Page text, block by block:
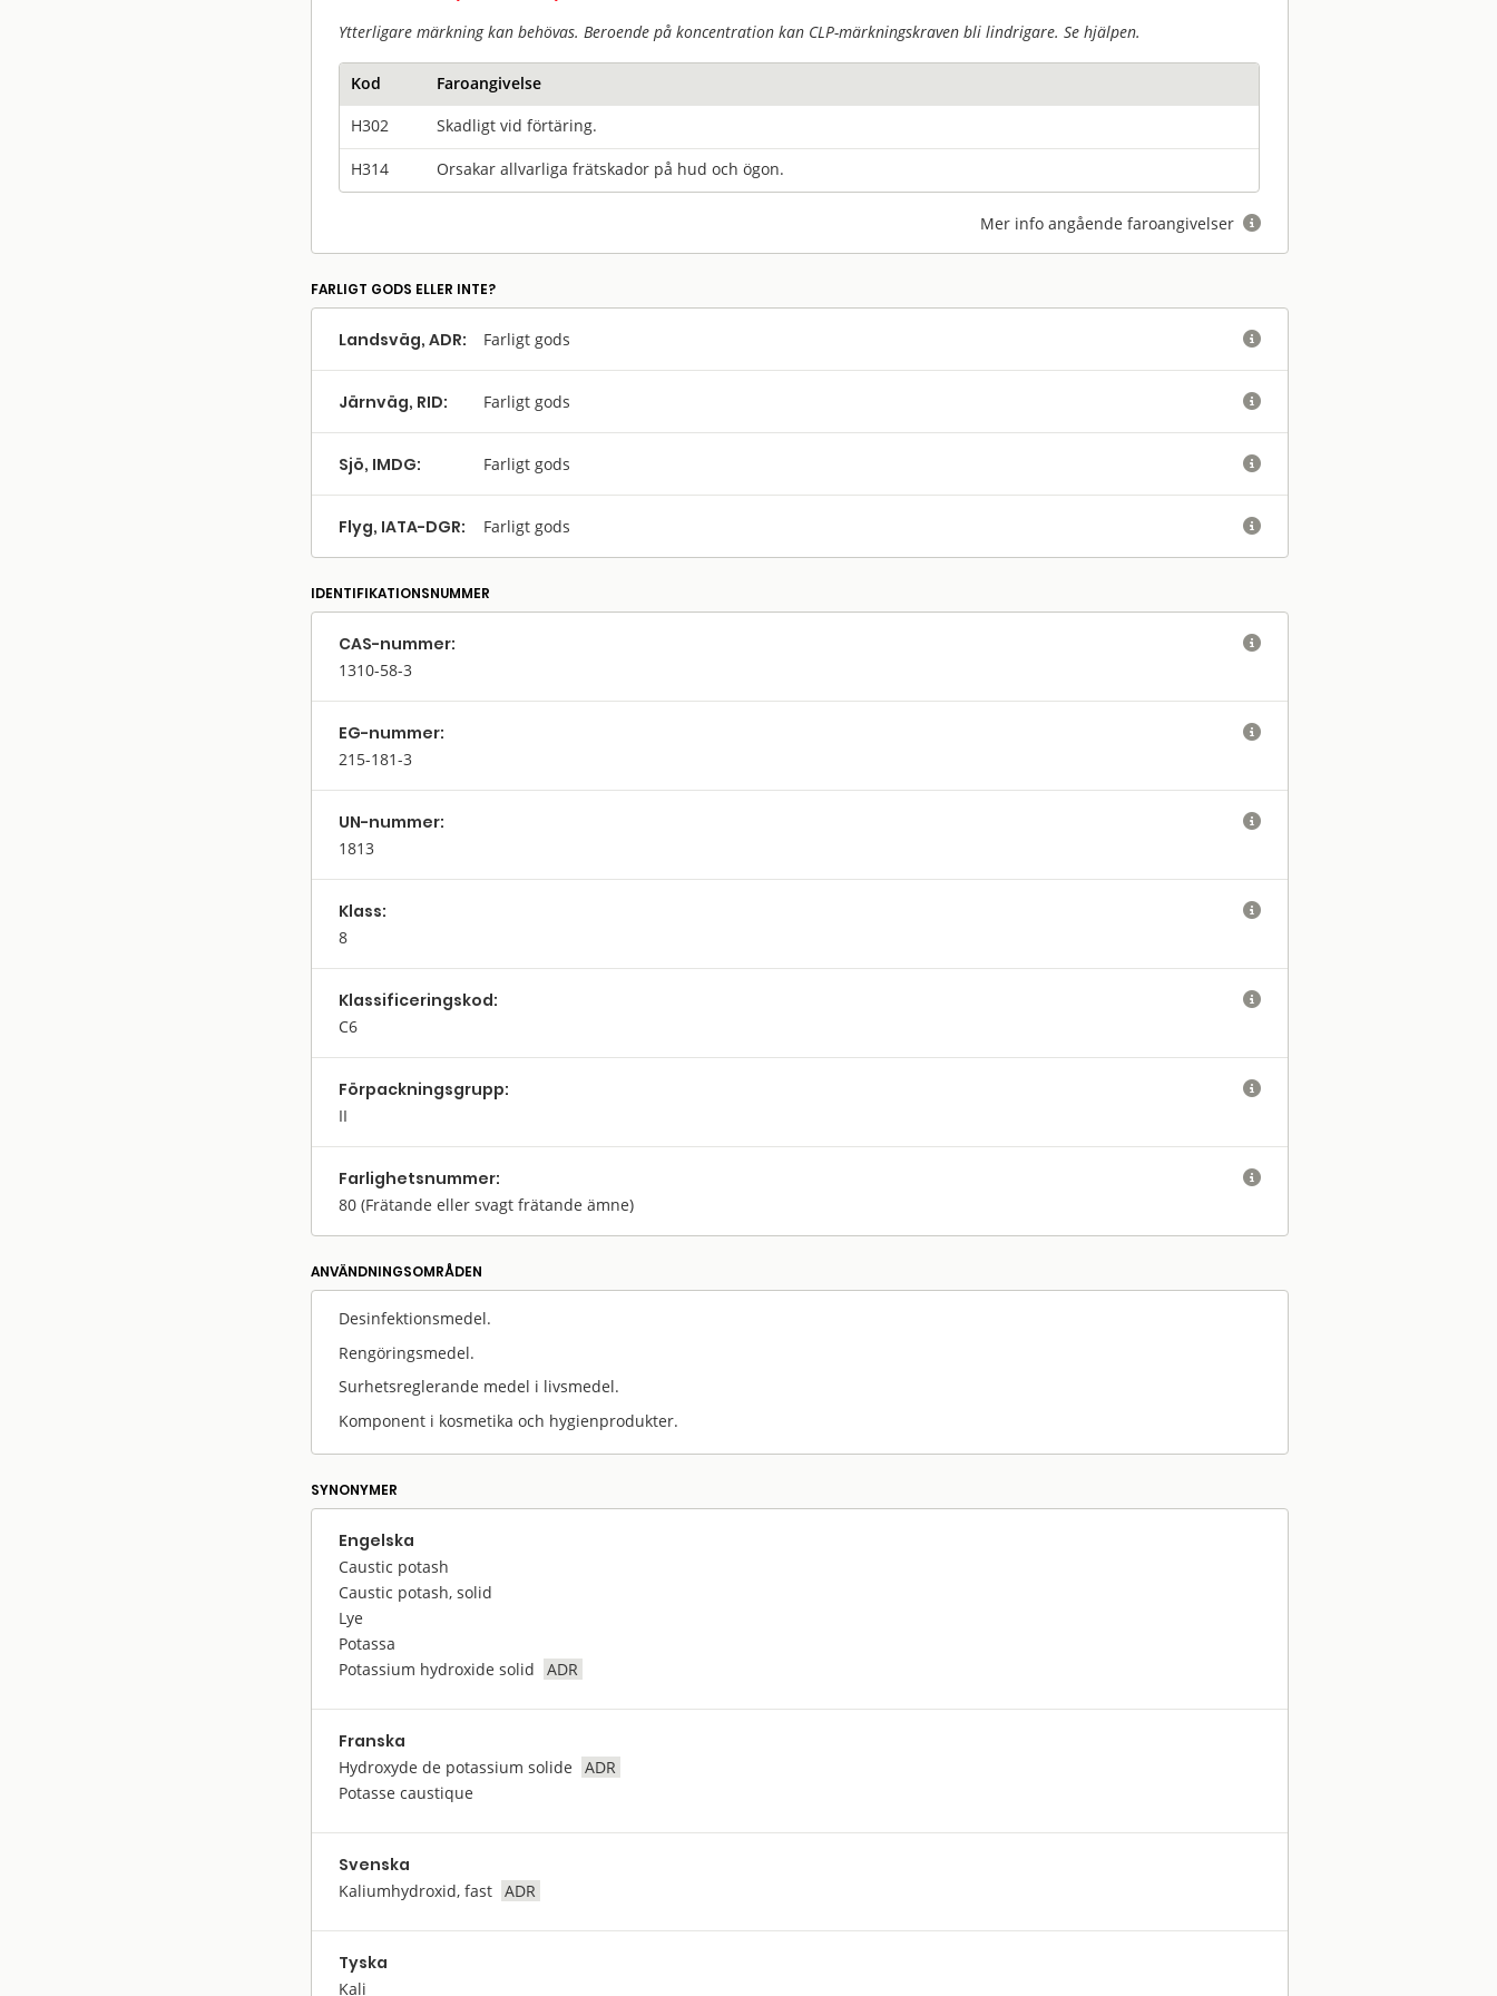
Ytterligare märkning kan behövas. Beroende på koncentration kan CLP-märkningskraven bli lindrigare. Se hjälpen.
Kod
Faroangivelse
H302
Skadligt vid förtäring.
H314 Orsakar allvarliga frätskador på hud och ögon.
Mer info angående faroangivelser 
FARLIGT GODS ELLER INTE?
Landsväg, ADR: Farligt gods 
Järnväg, RID: Farligt gods 
Sjö, IMDG: Farligt gods 
Flyg, IATA-DGR: Farligt gods 
IDENTIFIKATIONSNUMMER
CAS-nummer:
1310-58-3

EG-nummer:
215-181-3

UN-nummer:
1813

Klass:
8

Klassifi­cerings­kod:
C6

Förpack­nings­grupp:
II

Farlighets­nummer:
80 (Frätande eller svagt frätande ämne)

ANVÄNDNINGS­OMRÅDEN
Desinfektionsmedel.
Rengöringsmedel.
Surhetsreglerande medel i livsmedel.
Komponent i kosmetika och hygienprodukter.
SYNONYMER
Engelska
Caustic potash
Caustic potash, solid
Lye
Potassa
Potassium hydroxide solid
ADR
Franska
Hydroxyde de potassium solide
ADR
Potasse caustique
Svenska
Kaliumhydroxid, fast ADR
Tyska
Kali